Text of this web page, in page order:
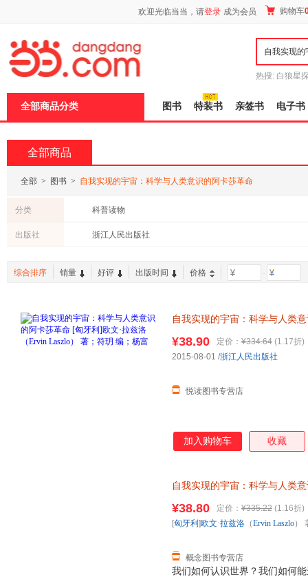
欢迎光临当当，请登录 成为会员 购物车
热搜: 白狼星
全部商品分类 图书 特装书 亲签书 电子书
全部商品
全部 > 图书 > 自我实现的宇宙：科学与人类意识的阿卡莎革命
分类 科普读物
出版社 浙江人民出版社
综合排序 销量 好评 出版时间 价格 -
自我实现的宇宙：科学与人类
选购！
¥38.90 定价： ¥334.64 (1.17折)
悦读图书专营店
2015-08-01 /浙江人民出版社
加入购物车 收藏
自我实现的宇宙：科学与人类
退换】
我们如何认识世界？我们如何
¥38.80 定价： ¥335.22 (1.16折)
概念图书专营店
[匈牙利 ]欧文·拉兹洛 （Ervin Laszlo）
页
加